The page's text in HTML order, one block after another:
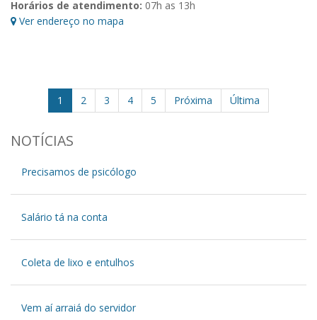
Horários de atendimento: 07h as 13h
Ver endereço no mapa
1 2 3 4 5 Próxima Última
NOTÍCIAS
Precisamos de psicólogo
Salário tá na conta
Coleta de lixo e entulhos
Vem aí arraiá do servidor